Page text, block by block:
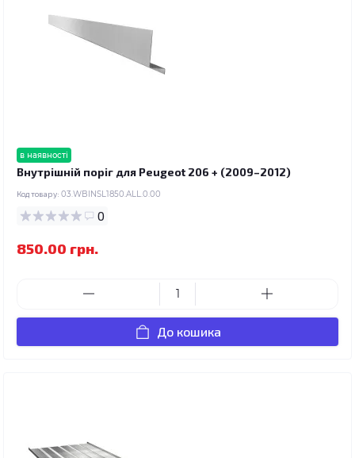
в наявності
Внутрішній поріг для Peugeot 206 + (2009–2012)
Код товару: 03.WBINSL1850.ALL.0.00
0
850.00 грн.
До кошика